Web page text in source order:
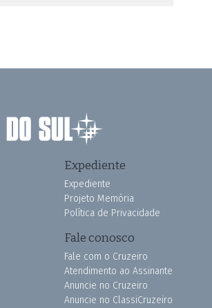
Expediente
Expediente
Projeto Memória
Política de Privacidade
Fale conosco
Fale com o Cruzeiro
Atendimento ao Assinante
Anuncie no Cruzeiro
Anuncie no ClassiCruzeiro